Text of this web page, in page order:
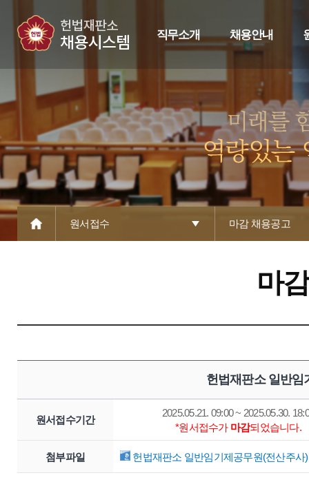
직무소개 채용안내
원서접수 마감 채용공고
마
헌법재판소 일반임
원서접수기간
2025.05.21. 09:00 ~ 2025.05.30.
*원서접수가 마감되었습니다.
첨부파일 헌법재판소 일반임기제공무원(전산주사